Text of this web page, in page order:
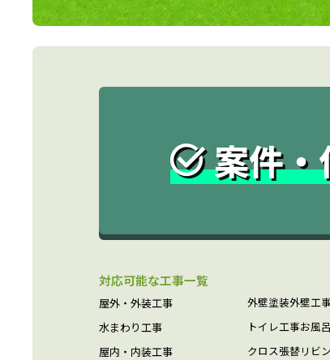
案件
対応可能な工事一覧
屋外・外装工事 外壁塗装外壁工事
水まわり工事
トイレ工事お風
屋内・内装工事
クロス張替リビ